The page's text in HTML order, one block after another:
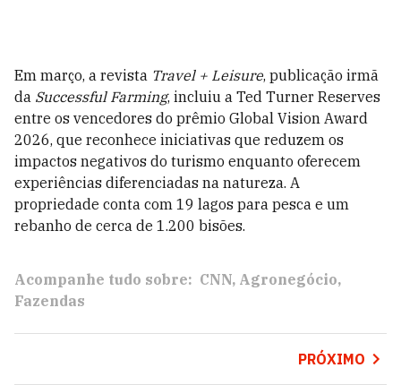
Em março, a revista Travel + Leisure, publicação irmã
da Successful Farming, incluiu a Ted Turner Reserves
entre os vencedores do prêmio Global Vision Award
2026, que reconhece iniciativas que reduzem os
impactos negativos do turismo enquanto oferecem
experiências diferenciadas na natureza. A
propriedade conta com 19 lagos para pesca e um
rebanho de cerca de 1.200 bisões.
Acompanhe tudo sobre: CNN Agronegócio
Fazendas
PRÓXIMO